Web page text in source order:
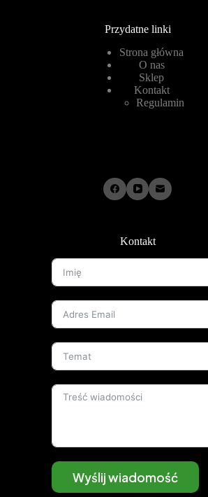
Przydatne linki
Strona główna
O nas
Sklep
Kontakt
Regulamin
Kontakt
Wyślij wiadomość